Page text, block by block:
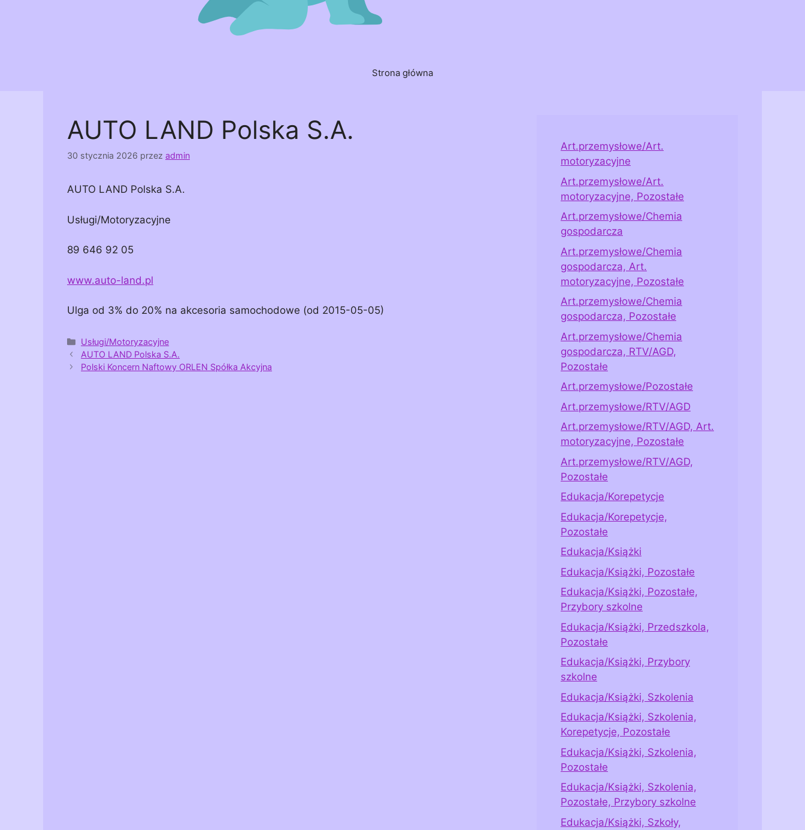
Strona główna
AUTO LAND Polska S.A.
30 stycznia 2026 przez admin
AUTO LAND Polska S.A.
Usługi/Motoryzacyjne
89 646 92 05
www.auto-land.pl
Ulga od 3% do 20% na akcesoria samochodowe (od 2015-05-05)
Kategorie
Usługi/Motoryzacyjne
AUTO LAND Polska S.A.
Polski Koncern Naftowy ORLEN Spółka Akcyjna
Art.przemysłowe/Art.
motoryzacyjne
Art.przemysłowe/Art.
motoryzacyjne, Pozostałe
Art.przemysłowe/Chemia
gospodarcza
Art.przemysłowe/Chemia
gospodarcza, Art.
motoryzacyjne, Pozostałe
Art.przemysłowe/Chemia
gospodarcza, Pozostałe
Art.przemysłowe/Chemia
gospodarcza, RTV/AGD,
Pozostałe
Art.przemysłowe/Pozostałe
Art.przemysłowe/RTV/AGD
Art.przemysłowe/RTV/AGD, Art.
motoryzacyjne, Pozostałe
Art.przemysłowe/RTV/AGD,
Pozostałe
Edukacja/Korepetycje
Edukacja/Korepetycje,
Pozostałe
Edukacja/Książki
Edukacja/Książki, Pozostałe
Edukacja/Książki, Pozostałe,
Przybory szkolne
Edukacja/Książki, Przedszkola,
Pozostałe
Edukacja/Książki, Przybory
szkolne
Edukacja/Książki, Szkolenia
Edukacja/Książki, Szkolenia,
Korepetycje, Pozostałe
Edukacja/Książki, Szkolenia,
Pozostałe
Edukacja/Książki, Szkolenia,
Pozostałe, Przybory szkolne
Edukacja/Książki, Szkoły,